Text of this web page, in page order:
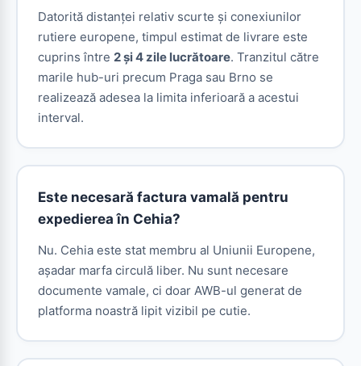
Datorită distanței relativ scurte și conexiunilor
rutiere europene, timpul estimat de livrare este
cuprins între 2 și 4 zile lucrătoare. Tranzitul către
marile hub-uri precum Praga sau Brno se
realizează adesea la limita inferioară a acestui
interval.
Este necesară factura vamală pentru
expedierea în Cehia?
Nu. Cehia este stat membru al Uniunii Europene,
așadar marfa circulă liber. Nu sunt necesare
documente vamale, ci doar AWB-ul generat de
platforma noastră lipit vizibil pe cutie.